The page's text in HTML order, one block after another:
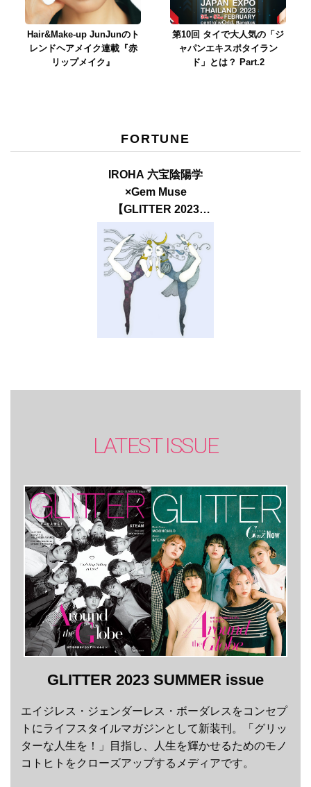
Hair&Make-up JunJunのト
レンドヘアメイク連載『赤
リップメイク』
第10回 タイで大人気の「ジ
ャパンエキスポタイラン
ド」とは？ Part.2
FORTUNE
IROHA 六宝陰陽学
×Gem Muse
【GLITTER 2023
SUMMER issue】
LATEST ISSUE
GLITTER 2023 SUMMER issue
エイジレス・ジェンダーレス・ボーダレスをコンセプ
トにライフスタイルマガジンとして新装刊。「グリッ
ターな人生を！」目指し、人生を輝かせるためのモノ
コトヒトをクローズアップするメディアです。